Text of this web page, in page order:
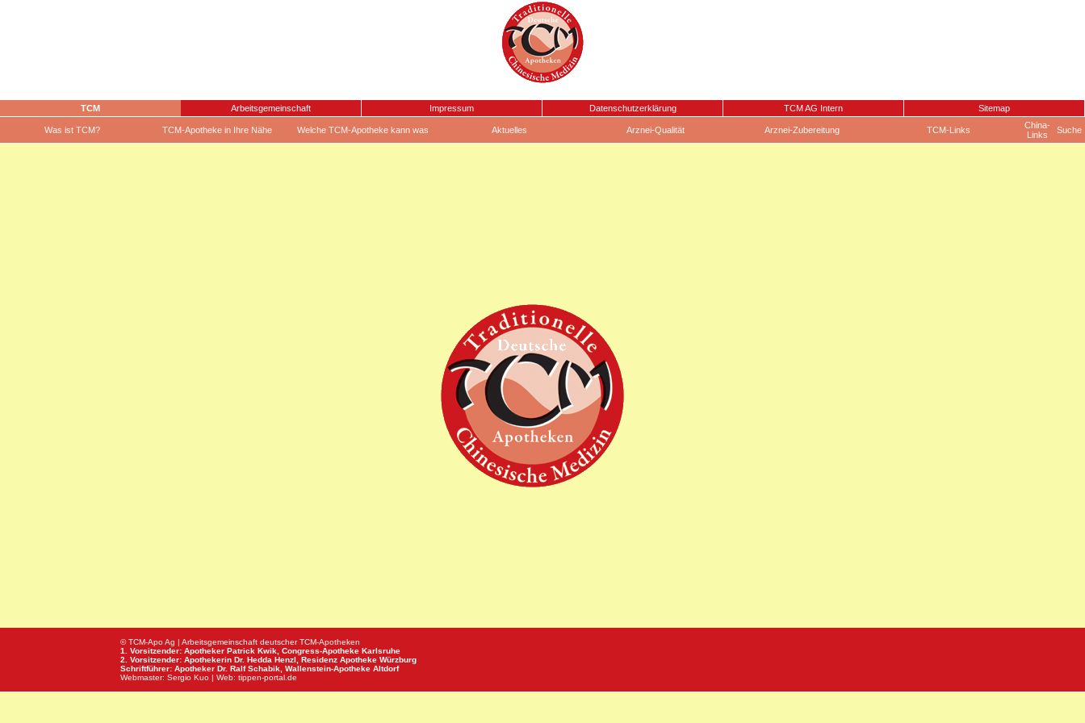
TCM Arbeitsgemeinschaft Impressum Datenschutzerklärung TCM AG Intern Sitemap
Was ist TCM? TCM-Apotheke in Ihre Nähe Welche TCM-Apotheke kann was Aktuelles Arznei-Qualität Arznei-Zubereitung TCM-Links
China-
Links
Suche
© TCM-Apo Ag | Arbeitsgemeinschaft deutscher TCM-Apotheken
1. Vorsitzender: Apotheker Patrick Kwik, Congress-Apotheke Karlsruhe
2. Vorsitzender: Apothekerin Dr. Hedda Henzl, Residenz Apotheke Würzburg
Schriftführer: Apotheker Dr. Ralf Schabik, Wallenstein-Apotheke Altdorf
Webmaster: Sergio Kuo | Web: tippen-portal.de